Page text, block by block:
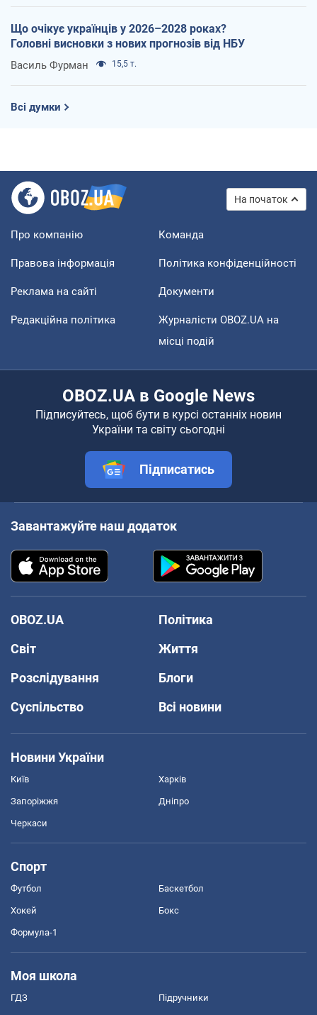
Що очікує українців у 2026–2028 роках?
Головні висновки з нових прогнозів від НБУ
Василь Фурман 15,5 т.
Всі думки
На початок
Про компанію Команда
Правова інформація Політика конфіденційності
Реклама на сайті Документи
Редакційна політика
Журналісти OBOZ.UA на
місці подій
OBOZ.UA в Google News
Підписуйтесь, щоб бути в курсі останніх новин
України та світу сьогодні
Підписатись
Завантажуйте наш додаток
OBOZ.UA
Політика
Світ
Життя
Розслідування
Блоги
Суспільство
Всі новини
Новини України
Київ Харків
Запоріжжя Дніпро
Черкаси
Спорт
Футбол Баскетбол
Хокей Бокс
Формула-1
Моя школа
ГДЗ Підручники